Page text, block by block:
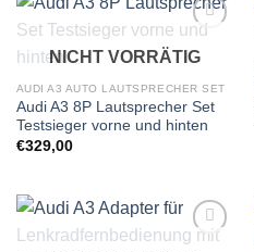
Wunschliste
NICHT VORRÄTIG
AUDI A3 AUTO LAUTSPRECHER SET
Audi A3 8P Lautsprecher Set
Testsieger vorne und hinten
€329,00